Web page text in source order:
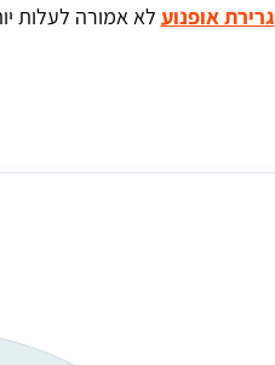
גרירת אופנוע לא אמורה לעלות יותר מ-100 - 200